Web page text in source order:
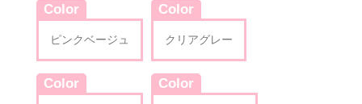
Color
ピンクベージュ
Color
クリアグレー
Color Color